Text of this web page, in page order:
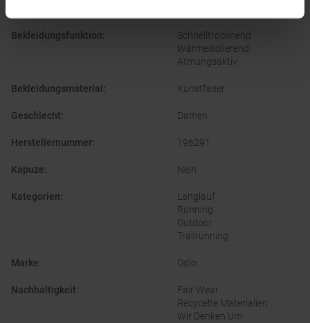
Bekleidungsfunktion:
Schnelltrocknend
Wärmeisolierend
Atmungsaktiv
Bekleidungsmaterial : Kunstfaser
Geschlecht: Damen
Herstellernummer: 196291
Kapuze: Nein
Kategorien:
Langlauf
Running
Outdoor
Trailrunning
Marke: Odlo
Nachhaltigkeit:
Fair Wear
Recycelte Materialien
Wir Denken Um